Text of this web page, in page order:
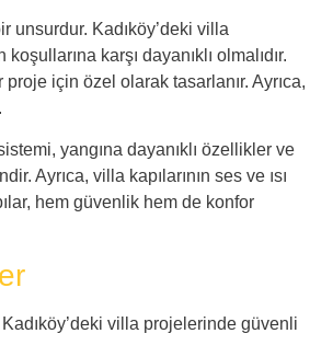
unsurdur. Kadıköy’deki villa
karşı dayanıklı olmalıdır.
için özel olarak tasarlanır. Ayrıca,
yangına dayanıklı özellikler ve
Ayrıca, villa kapılarının ses ve ısı
hem güvenlik hem de konfor
villa projelerinde güvenli